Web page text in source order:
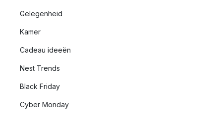
Gelegenheid
Kamer
Cadeau ideeën
Nest Trends
Black Friday
Cyber Monday